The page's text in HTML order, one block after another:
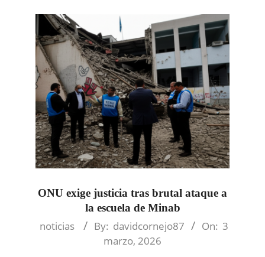
ONU exige justicia tras brutal ataque a
la escuela de Minab
2026-
noticias By: davidcornejo87 On: 3
marzo, 2026